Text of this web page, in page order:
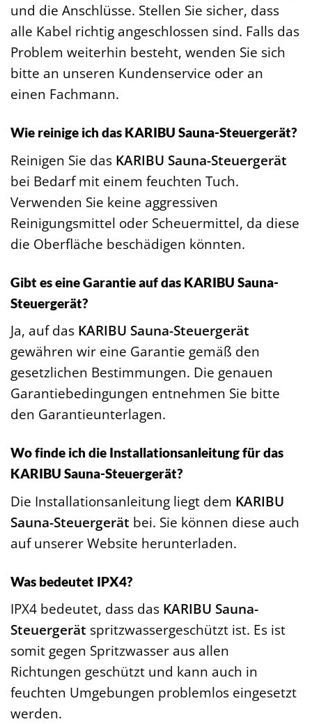
und die Anschlüsse. Stellen Sie sicher, dass
alle Kabel richtig angeschlossen sind. Falls das
Problem weiterhin besteht, wenden Sie sich
bitte an unseren Kundenservice oder an
einen Fachmann.
Wie reinige ich das KARIBU Sauna-Steuergerät?
Reinigen Sie das KARIBU Sauna-Steuergerät
bei Bedarf mit einem feuchten Tuch.
Verwenden Sie keine aggressiven
Reinigungsmittel oder Scheuermittel, da diese
die Oberfläche beschädigen könnten.
Gibt es eine Garantie auf das KARIBU Sauna-
Steuergerät?
Ja, auf das KARIBU Sauna-Steuergerät
gewähren wir eine Garantie gemäß den
gesetzlichen Bestimmungen. Die genauen
Garantiebedingungen entnehmen Sie bitte
den Garantieunterlagen.
Wo finde ich die Installationsanleitung für das
KARIBU Sauna-Steuergerät?
Die Installationsanleitung liegt dem KARIBU
Sauna-Steuergerät bei. Sie können diese auch
auf unserer Website herunterladen.
Was bedeutet IPX4?
IPX4 bedeutet, dass das KARIBU Sauna-
Steuergerät spritzwassergeschützt ist. Es ist
somit gegen Spritzwasser aus allen
Richtungen geschützt und kann auch in
feuchten Umgebungen problemlos eingesetzt
werden.